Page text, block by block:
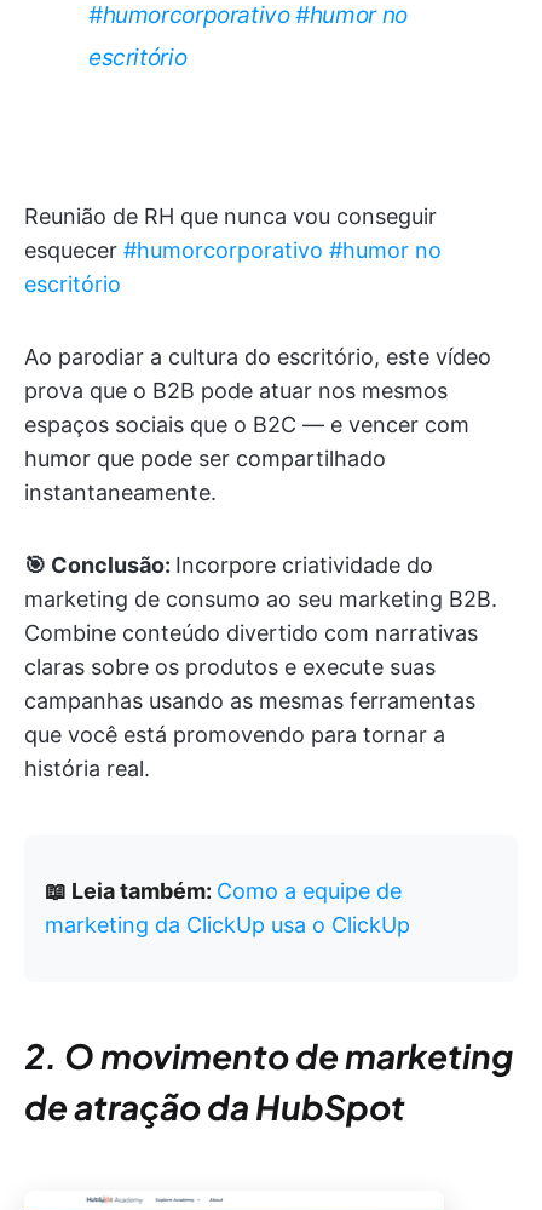
#humorcorporativo #humor no
escritório
Reunião de RH que nunca vou conseguir
esquecer #humorcorporativo #humor no
escritório
Ao parodiar a cultura do escritório, este vídeo
prova que o B2B pode atuar nos mesmos
espaços sociais que o B2C — e vencer com
humor que pode ser compartilhado
instantaneamente.
🎯 Conclusão: Incorpore criatividade do
marketing de consumo ao seu marketing B2B.
Combine conteúdo divertido com narrativas
claras sobre os produtos e execute suas
campanhas usando as mesmas ferramentas
que você está promovendo para tornar a
história real.
📖 Leia também: Como a equipe de
marketing da ClickUp usa o ClickUp
2. O movimento de marketing
de atração da HubSpot